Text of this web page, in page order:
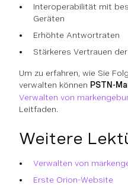
Interoperabilität mit
Geräten
Erhöhte Antwortraten
Stärkeres Vertrauen
Um zu erfahren, wie Sie
verwalten können PSTN-
Verwalten von
Leitfaden.
Weitere
Verwalten von
Erste Orion-Website